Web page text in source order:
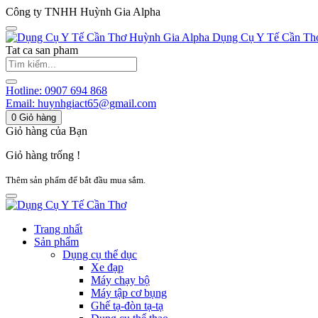
Công ty TNHH Huỳnh Gia Alpha
Huỳnh Gia Alpha Dụng Cụ Y Tế Cần
Tat ca san pham
Hotline: 0907 694 868
Email: huynhgiact65@gmail.com
0 Giỏ hàng
Giỏ hàng của Bạn
Giỏ hàng trống !
Thêm sản phẩm để bắt đầu mua sắm.
Trang nhất
Sản phẩm
Dụng cụ thể dục
Xe đạp
Máy chạy bộ
Máy tập cơ bụng
Ghế tạ-đòn tạ-tạ